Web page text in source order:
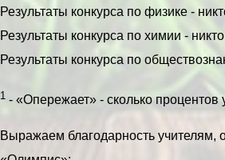
Результаты конкурса по физике -
Результаты конкурса по химии -
Результаты конкурса по
1 - «Опережает» - сколько процентов
Выражаем благодарность учителям,